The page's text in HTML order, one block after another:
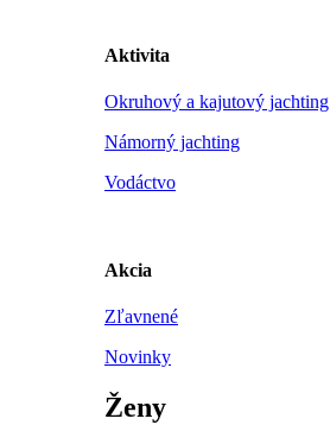
Aktivita
Okruhový a kajutový jachting
Námorný jachting
Vodáctvo
Akcia
Zľavnené
Novinky
Ženy